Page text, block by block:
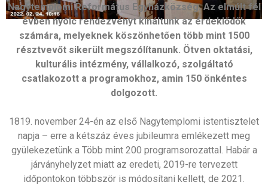
Nagytemplomi Református Egyházközség. Az elmúlt fél
évben nyolc rendezvényt kínáltunk az érdeklődők
számára, melyeknek köszönhetően több mint 1500
résztvevőt sikerült megszólítanunk. Ötven oktatási,
kulturális intézmény, vállalkozó, szolgáltató
csatlakozott a programokhoz, amin 150 önkéntes
dolgozott.
1819. november 24-én az első Nagytemplomi istentisztelet
napja – erre a kétszáz éves jubileumra emlékezett meg
gyülekezetünk a Több mint 200 programsorozattal. Habár a
járványhelyzet miatt az eredeti, 2019-re tervezett
időpontokon többször is módosítani kellett, de 2021.